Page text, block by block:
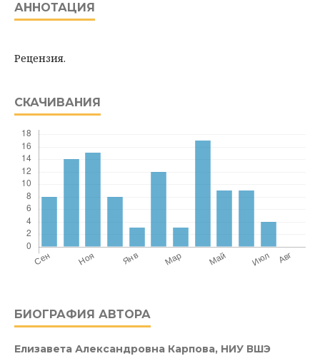
АННОТАЦИЯ
Рецензия.
СКАЧИВАНИЯ
БИОГРАФИЯ АВТОРА
Елизавета Александровна Карпова, НИУ ВШЭ